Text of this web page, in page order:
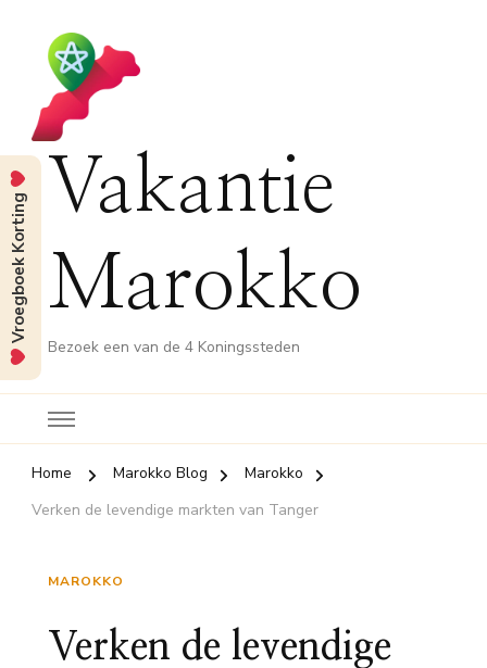
Vakantie
Marokko
Bezoek een van de 4 Koningssteden
Home Marokko Blog
Marokko
Verken de levendige markten van Tanger
MAROKKO
Verken de levendige
Vroegboek Korting